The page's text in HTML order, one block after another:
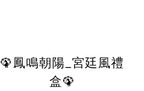
🦚鳳鳴朝陽_宮廷風禮
盒🦚